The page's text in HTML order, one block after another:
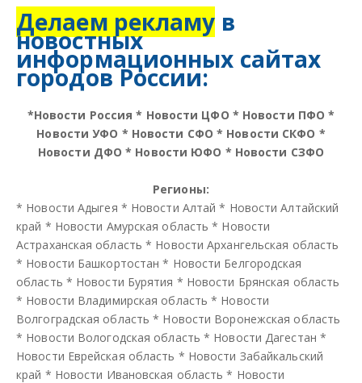
Делаем рекламу в
новостных
информационных сайтах
городов России:
*Новости Россия * Новости ЦФО * Новости ПФО *
Новости УФО * Новости СФО * Новости СКФО *
Новости ДФО * Новости ЮФО * Новости СЗФО
Регионы:
* Новости Адыгея * Новости Алтай * Новости Алтайский
край * Новости Амурская область * Новости
Астраханская область * Новости Архангельская область
* Новости Башкортостан * Новости Белгородская
область * Новости Бурятия * Новости Брянская область
* Новости Владимирская область * Новости
Волгоградская область * Новости Воронежская область
* Новости Вологодская область * Новости Дагестан *
Новости Еврейская область * Новости Забайкальский
край * Новости Ивановская область * Новости